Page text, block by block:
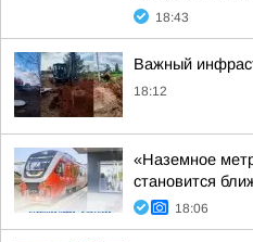
18:43
Важный
18:12
«Наземное
становится
18:06